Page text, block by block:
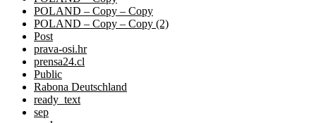
POLAND – Copy – Copy
POLAND – Copy – Copy (2)
Post
prava-osi.hr
prensa24.cl
Public
Rabona Deutschland
ready_text
sep